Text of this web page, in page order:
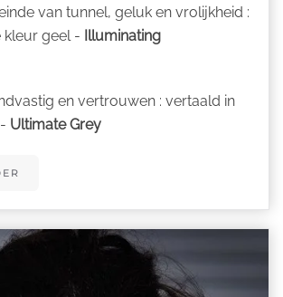
van tunnel, geluk en vrolijkheid :
kleur geel - Illuminating
en vertrouwen : vertaald in
Ultimate Grey